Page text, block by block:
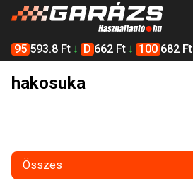
95 593.8 Ft D 662 Ft 100 682 Ft
hakosuka
Összes